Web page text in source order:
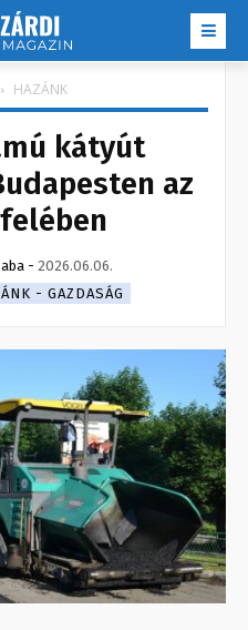
HAZÁNK
kátyút
az
- 2026.06.06.
- GAZDASÁG